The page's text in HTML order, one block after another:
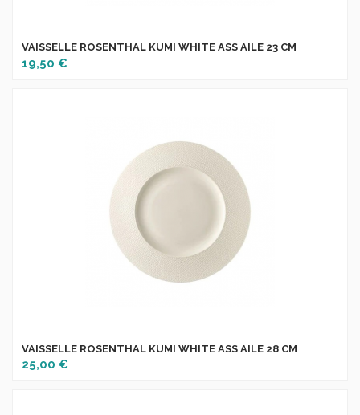
VAISSELLE ROSENTHAL KUMI WHITE ASS AILE 23 CM
19,50 €
VAISSELLE ROSENTHAL KUMI WHITE ASS AILE 28 CM
25,00 €